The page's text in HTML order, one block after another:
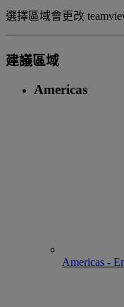
選擇區域會更改
建議區域
Americas
Americas -